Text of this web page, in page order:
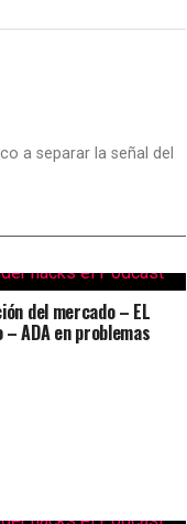
a separar la señal del
del mercado – EL
ADA en problemas